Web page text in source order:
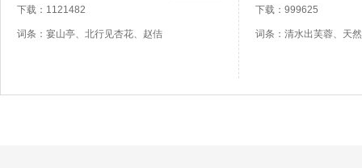
下载：1121482
词条：宴山亭、北行见杏花、赵佶
下载：999625
词条：清水出芙蓉、天